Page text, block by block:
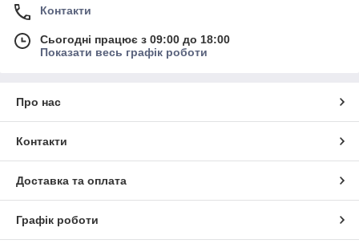
Контакти
Сьогодні працює з 09:00 до 18:00
Показати весь графік роботи
Про нас
Контакти
Доставка та оплата
Графік роботи